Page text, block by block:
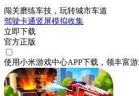
闯关磨练车技，玩转城市车道
驾驶卡通竖屏模拟收集
立即下载
官方正版
使用小米游戏中心APP下载 ，领丰富